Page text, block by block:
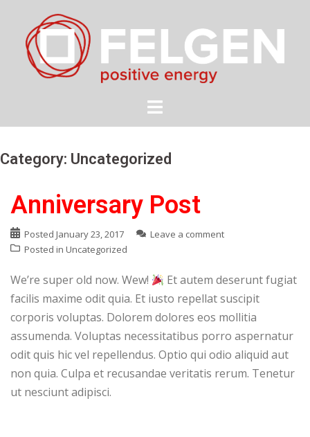
content
Category: Uncategorized
Anniversary Post
Posted January 23, 2017
Leave a comment
Posted in Uncategorized
We’re super old now. Wew!
Et autem deserunt fugiat
facilis maxime odit quia. Et iusto repellat suscipit
corporis voluptas. Dolorem dolores eos mollitia
assumenda. Voluptas necessitatibus porro aspernatur
odit quis hic vel repellendus. Optio qui odio aliquid aut
non quia. Culpa et recusandae veritatis rerum. Tenetur
ut nesciunt adipisci.